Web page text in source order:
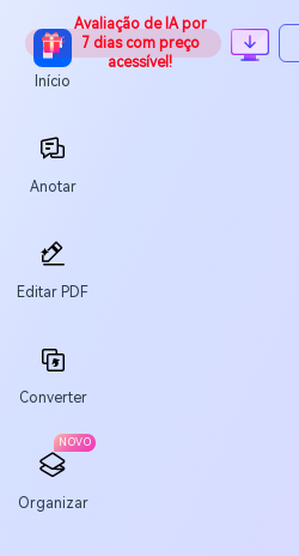
Início
Anotar
Editar PDF
Converter
NOVO
Organizar
Avaliação de IA por
7 dias com preço
acessível!